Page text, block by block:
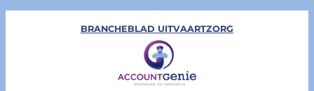
BRANCHEBLAD UITVAARTZORG